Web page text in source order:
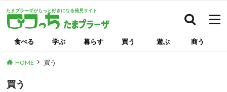
たまプラーザがもっと好きになる発見サイト
食べる 学ぶ 暮らす 買う 遊ぶ 商う
HOME 買う
買う